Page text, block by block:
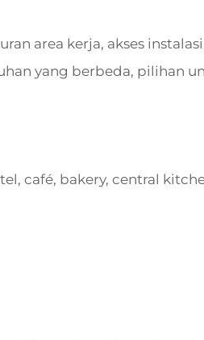
area kerja, akses
yang berbeda, pilihan
café, bakery, central